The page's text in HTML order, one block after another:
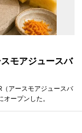
モアジュースバ
（アースモアジュースバ
ープンした。